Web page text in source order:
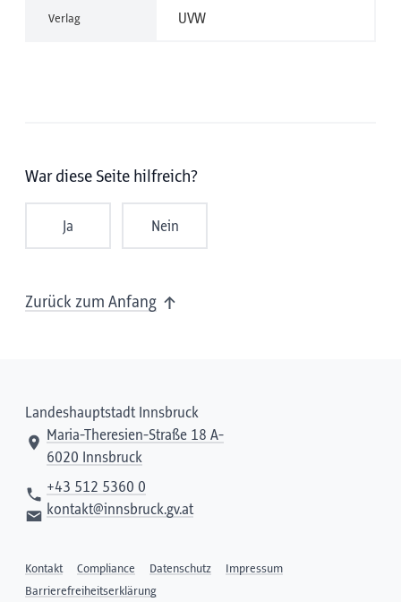
Verlag UVW
War diese Seite hilfreich?
Ja Nein
Zurück zum Anfang
Landeshauptstadt Innsbruck
Maria-Theresien-Straße 18 A-
6020 Innsbruck
+43 512 5360 0
kontakt@innsbruck.gv.at
Kontakt Compliance Datenschutz
Impressum
Barrierefreiheitserklärung